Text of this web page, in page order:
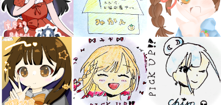
キミノラジオ配信中！
いろんな動画が
見られる